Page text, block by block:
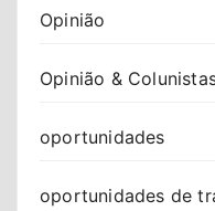
Opinião
Opinião &
oportunidades
oportunidades de